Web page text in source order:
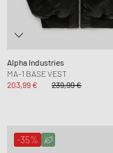
Alpha Industries
MA-1 BASE VEST
203,99 €
239,99 €
-35%